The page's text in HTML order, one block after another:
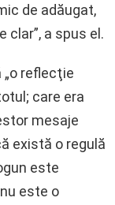
de adăugat,
clar”, a spus el.
reflecţie
care era
mesaje
există o regulă
este
este o